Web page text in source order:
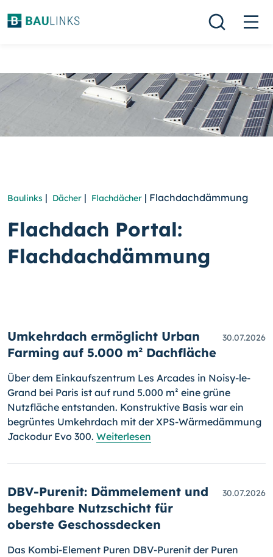
Baulinks | Dächer | Flachdächer | Flachdachdämmung
Flachdach Portal:
Flachdachdämmung
Umkehrdach ermöglicht Urban
Farming auf 5.000 m² Dachfläche
30.07.2026
Über dem Einkaufszentrum Les Arcades in Noisy-le-
Grand bei Paris ist auf rund 5.000 m² eine grüne
Nutzfläche entstanden. Konstruktive Basis war ein
begrüntes Umkehrdach mit der XPS-Wärmedämmung
Jackodur Evo 300. Weiterlesen
DBV-Purenit: Dämmelement und
begehbare Nutzschicht für
oberste Geschossdecken
30.07.2026
Das Kombi-Element Puren DBV-Purenit der Puren